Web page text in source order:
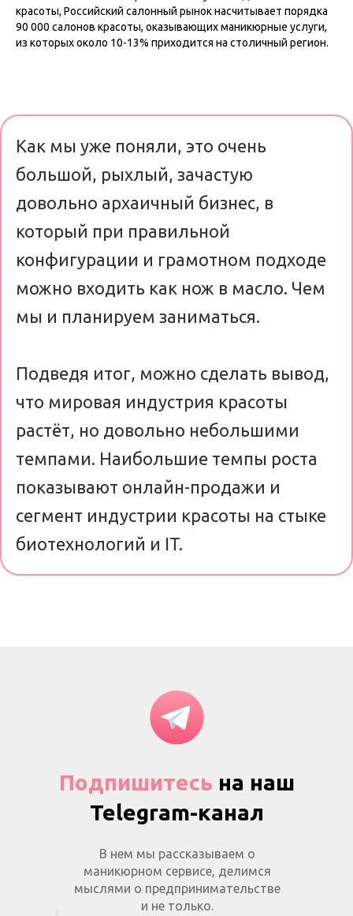
красоты, Российский салонный рынок насчитывает порядка
90 000 салонов красоты, оказывающих маникюрные услуги,
из которых около 10-13% приходится на столичный регион.
Как мы уже поняли, это очень
большой, рыхлый, зачастую
довольно архаичный бизнес, в
который при правильной
конфигурации и грамотном подходе
можно входить как нож в масло. Чем
мы и планируем заниматься.
Подведя итог, можно сделать вывод,
что мировая индустрия красоты
растёт, но довольно небольшими
темпами. Наибольшие темпы роста
показывают онлайн-продажи и
сегмент индустрии красоты на стыке
биотехнологий и IT.
Подпишитесь на наш
Telegram-канал
В нем мы рассказываем о
маникюрном сервисе, делимся
мыслями о предпринимательстве
и не только.